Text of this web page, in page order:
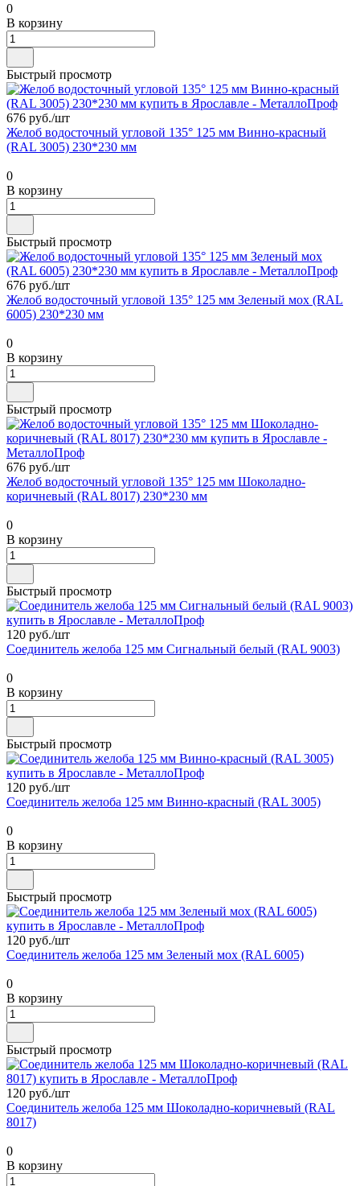
0
В корзину
Быстрый просмотр
676 руб./шт
Желоб водосточный угловой 135° 125 мм Винно-красный
(RAL 3005) 230*230 мм
0
В корзину
Быстрый просмотр
676 руб./шт
Желоб водосточный угловой 135° 125 мм Зеленый мох (RAL
6005) 230*230 мм
0
В корзину
Быстрый просмотр
676 руб./шт
Желоб водосточный угловой 135° 125 мм Шоколадно-
коричневый (RAL 8017) 230*230 мм
0
В корзину
Быстрый просмотр
120 руб./шт
Соединитель желоба 125 мм Сигнальный белый (RAL 9003)
0
В корзину
Быстрый просмотр
120 руб./шт
Соединитель желоба 125 мм Винно-красный (RAL 3005)
0
В корзину
Быстрый просмотр
120 руб./шт
Соединитель желоба 125 мм Зеленый мох (RAL 6005)
0
В корзину
Быстрый просмотр
120 руб./шт
Соединитель желоба 125 мм Шоколадно-коричневый (RAL
8017)
0
В корзину